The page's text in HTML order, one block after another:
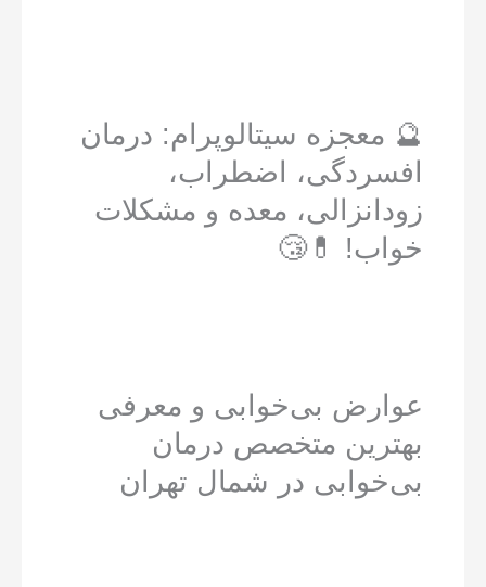
🔮 معجزه سیتالوپرام: درمان
افسردگی، اضطراب،
زودانزالی، معده و مشکلات
خواب! 💊😴
عوارض بی‌خوابی و معرفی
بهترین متخصص درمان
بی‌خوابی در شمال تهران